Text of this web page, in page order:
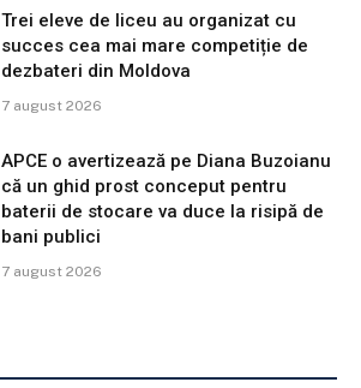
Trei eleve de liceu au organizat cu
succes cea mai mare competiție de
dezbateri din Moldova
7 august 2026
APCE o avertizează pe Diana Buzoianu
că un ghid prost conceput pentru
baterii de stocare va duce la risipă de
bani publici
7 august 2026